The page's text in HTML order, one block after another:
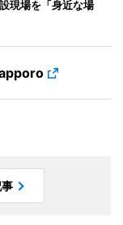
現場を「身近な場